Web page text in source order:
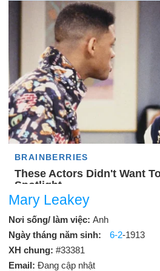
Mary Leakey
Nơi sống/ làm việc: Anh
Ngày tháng năm sinh:
6-2-1913
XH chung: #33381
Email: Đang cập nhật